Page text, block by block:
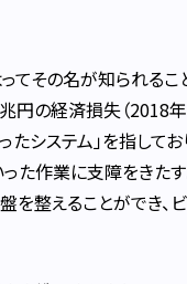
ってその名が知られる
円の経済損失（2018
システム」を指して
た作業に支障をきた
を整えることができ